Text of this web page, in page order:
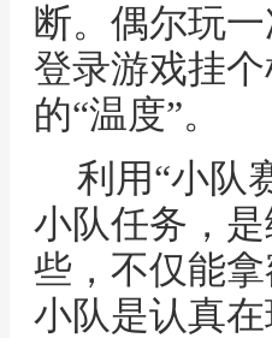
断。偶尔玩
登录游戏挂
的“温度”。
利用“小队
小队任务，
些，不仅能
小队是认真